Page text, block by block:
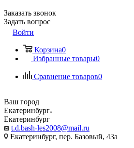
Заказать звонок
Задать вопрос
Войти
Корзина0
Избранные товары0
Сравнение товаров0
Ваш город
Екатеринбург
Екатеринбург
t.d.bash-les2008@mail.ru
Екатеринбург, пер. Базовый, 43а